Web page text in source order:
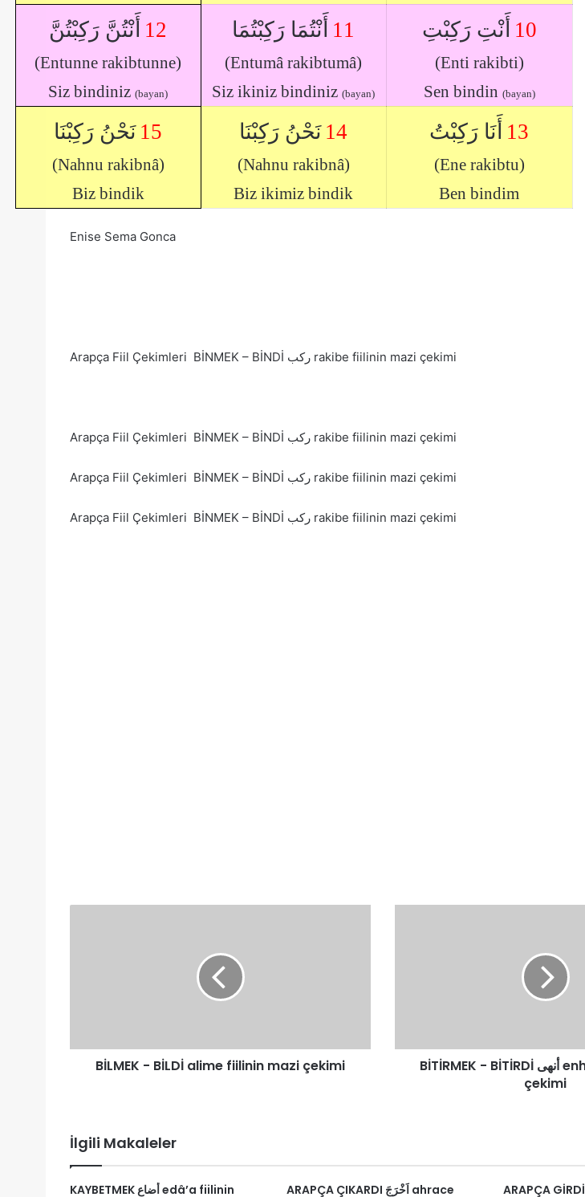
أَنْتُنَّ رَكِبْتُنَّ 12
(Entunne rakibtunne)
Siz bindiniz(bayan)
أَنْتُمَا رَكِبْتُمَا 11
(Entumâ rakibtumâ)
Siz ikiniz bindiniz(bayan)
أَنْتِ رَكِبْتِ 10
(Enti rakibti)
Sen bindin (bayan)
نَحْنُ رَكِبْنَا 15
(Nahnu rakibnâ)
Biz bindik
نَحْنُ رَكِبْنَا 14
(Nahnu rakibnâ)
Biz ikimiz bindik
أَنَا رَكِبْتُ 13
(Ene rakibtu)
Ben bindim
Enise Sema Gonca
Arapça Fiil Çekimleri BİNMEK – BİNDİ ركب rakibe fiilinin mazi çekimi
Arapça Fiil Çekimleri BİNMEK – BİNDİ ركب rakibe fiilinin mazi çekimi
Arapça Fiil Çekimleri BİNMEK – BİNDİ ركب rakibe fiilinin mazi çekimi
Arapça Fiil Çekimleri BİNMEK – BİNDİ ركب rakibe fiilinin mazi çekimi
BİLMEK - BİLDİ alime fiilinin mazi çekimi
BİTİRMEK - BİTİRDİ أنهى enha fiilinin mazi
çekimi
İlgili Makaleler
KAYBETMEK أضاع edâ’a fiilinin ARAPÇA ÇIKARDI اَخْرَجَ ahrace ARAPÇA GİRDİ دَخَلَ dahale fiilinin